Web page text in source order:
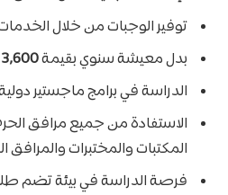
توفير الوجبات من خلال
بدل معيشة سنوي بقيمة3,600 يورو
الدراسة في برامج ماجستير
الاستفادة من جميع مرافق
المكتبات والمختبرات والمرافق
فرصة الدراسة في بيئة تضم